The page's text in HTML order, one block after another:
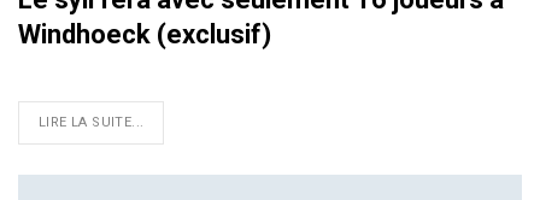
Windhoeck (exclusif)
LIRE LA SUITE...